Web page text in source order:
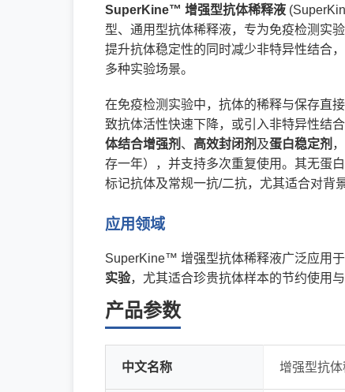
SuperKine™ 增强型抗体稀释液
型、通用型抗体稀释液，专为免疫检测实
提升抗体稳定性的同时减少非特异性结合
多种实验场景。
在免疫检测实验中，抗体的稀释与保存直
致抗体活性快速下降，或引入非特异性结
体结合增强剂 、 高效封闭剂 及蛋白稳定剂
存一年），并支持多次重复使用。其无蛋
标记抗体及常规一抗/二抗，尤其适合对背
应用领域
SuperKine™ 增强型抗体稀释液广泛应用于
实验，尤其适合珍贵抗体样本的节约使用与
产品参数
中文名称 增强型抗